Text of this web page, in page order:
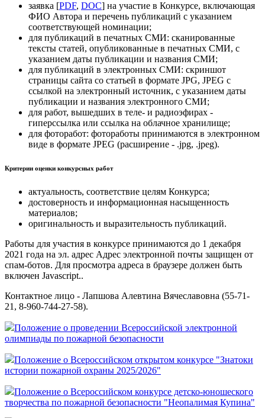
заявка [PDF, DOC] на участие в Конкурсе, включающая
ФИО Автора и перечень публикаций с указанием
соответствующей номинации;
для публикаций в печатных СМИ: сканированные
тексты статей, опубликованные в печатных СМИ, с
указанием даты публикации и названия СМИ;
для публикаций в электронных СМИ: скриншот
страницы сайта со статьей в формате JPG, JPEG с
ссылкой на электронный источник, с указанием даты
публикации и названия электронного СМИ;
для работ, вышедших в теле- и радиоэфирах -
гиперссылка или ссылка на облачное хранилище;
для фоторабот: фотоработы принимаются в электронном
виде в формате JPEG (расширение - .jpg, .jpeg).
Критерии оценки конкурсных работ
актуальность, соответствие целям Конкурса;
достоверность и информационная насыщенность
материалов;
оригинальность и выразительность публикаций.
Работы для участия в конкурсе принимаются до 1 декабря
2021 года на эл. адрес Адрес электронной почты защищен от
спам-ботов. Для просмотра адреса в браузере должен быть
включен Javascript..
Контактное лицо - Лапшова Алевтина Вячеславовна (55-71-
21, 8-960-744-27-58).
Положение о проведении Всероссийской электронной
олимпиады по пожарной безопасности
Положение о Всероссийском открытом конкурсе "Знатоки
истории пожарной охраны 2025/2026"
Положение о Всероссийском конкурсе детско-юношеского
творчества по пожарной безопасности "Неопалимая Купина"